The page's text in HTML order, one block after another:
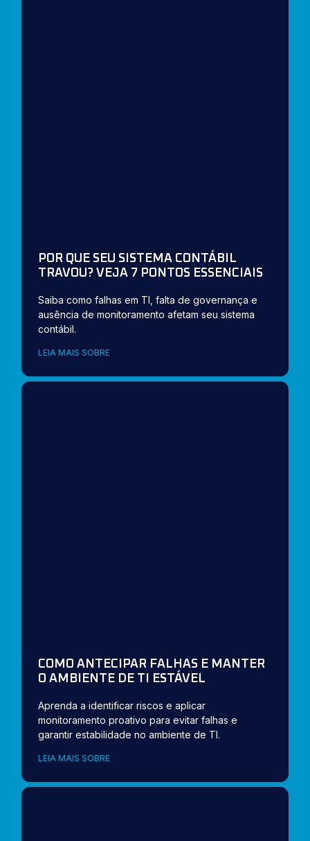
POR QUE SEU SISTEMA CONTÁBIL
TRAVOU? VEJA 7 PONTOS ESSENCIAIS
Saiba como falhas em TI, falta de governança e
ausência de monitoramento afetam seu sistema
contábil.
LEIA MAIS SOBRE
COMO ANTECIPAR FALHAS E MANTER
O AMBIENTE DE TI ESTÁVEL
Aprenda a identificar riscos e aplicar
monitoramento proativo para evitar falhas e
garantir estabilidade no ambiente de TI.
LEIA MAIS SOBRE